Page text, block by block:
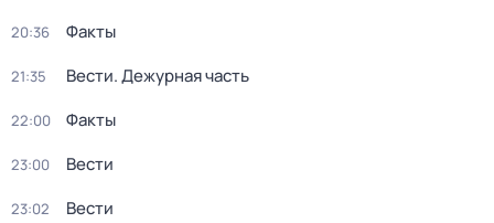
20:36 Факты
21:35 Вести. Дежурная часть
22:00 Факты
23:00 Вести
23:02 Вести